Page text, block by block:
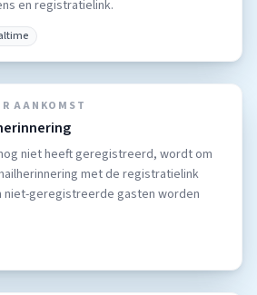
en registratielink.
AANKOMST
niet heeft geregistreerd, wordt om
met de registratielink
niet-geregistreerde gasten worden